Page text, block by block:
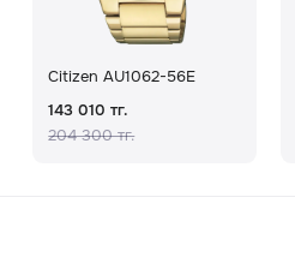
Citizen AU1062-56E
143 010 тг.
204 300 тг.